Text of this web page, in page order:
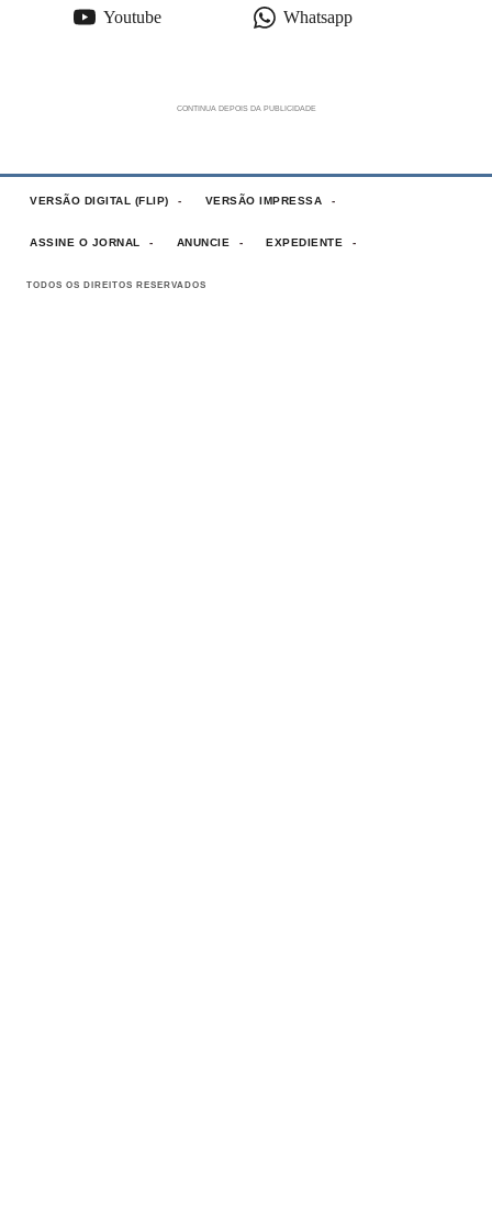
Youtube Whatsapp
VERSÃO DIGITAL (FLIP) VERSÃO IMPRESSA
ASSINE O JORNAL ANUNCIE EXPEDIENTE
TODOS OS DIREITOS RESERVADOS